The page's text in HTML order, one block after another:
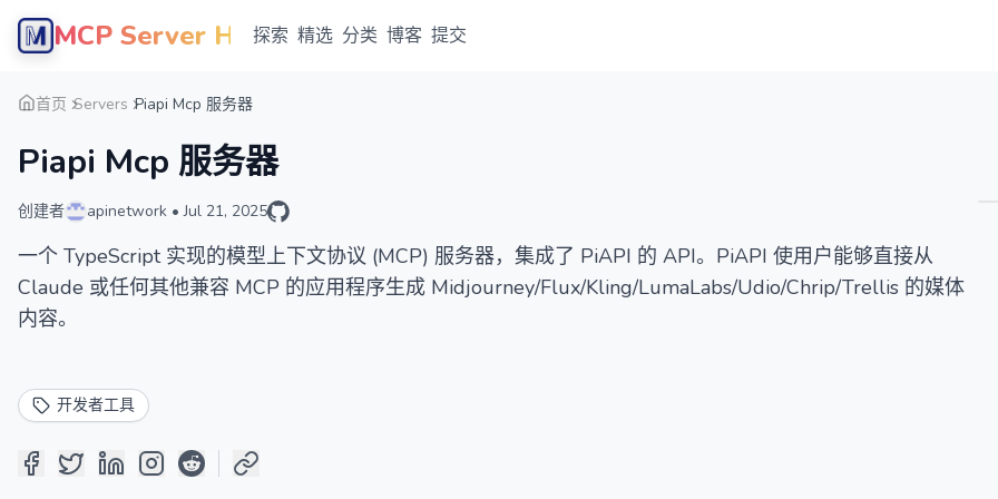
MCP Server Hub探索 精选 分类 博客 提交
首页 Servers Piapi Mcp 服务器
Piapi Mcp 服务器
创建者 apinetwork • Jul 21, 2025
一个 TypeScript 实现的模型上下文协议 (MCP) 服务器，集成了 PiAPI 的 API。PiAPI 使用户能够直接从
Claude 或任何其他兼容 MCP 的应用程序生成 Midjourney/Flux/Kling/LumaLabs/Udio/Chrip/Trellis 的媒体
内容。
开发者工具